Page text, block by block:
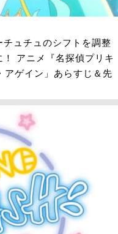
チュチュのシフトを調整
アニメ『名探偵プリキ
アゲイン」あらすじ＆先